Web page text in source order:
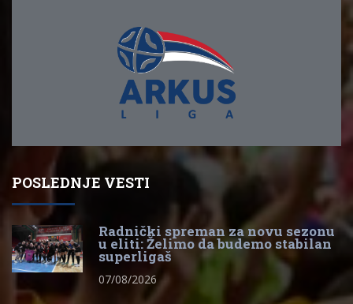
POSLEDNJE VESTI
Radnički spreman za novu sezonu
u eliti: Želimo da budemo stabilan
superligaš
07/08/2026